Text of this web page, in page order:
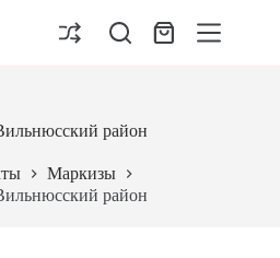
Корзина
район
Маркизы
район